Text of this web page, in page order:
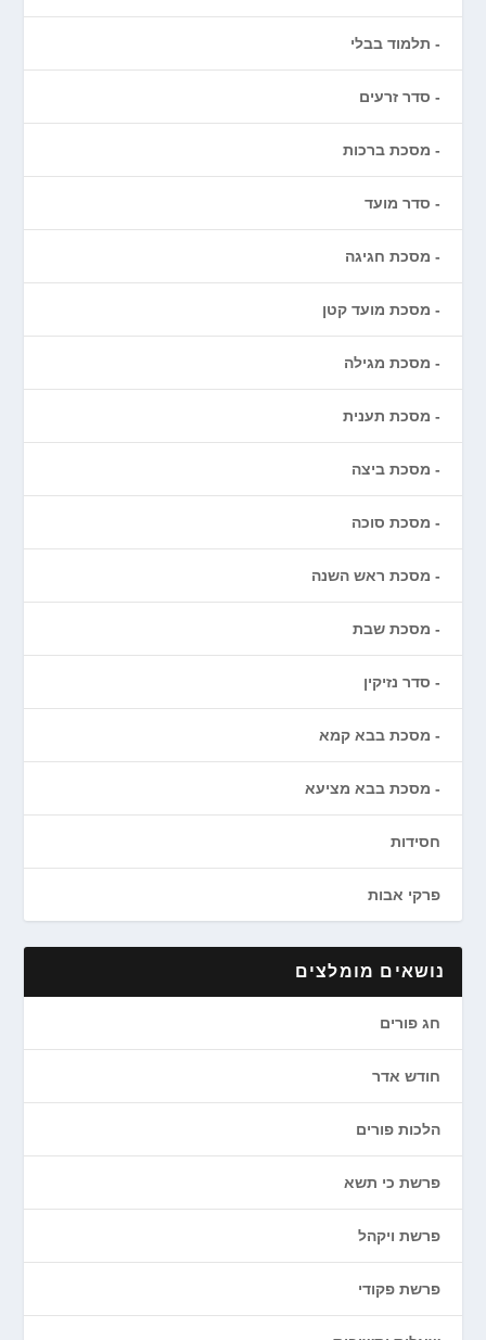
תלמוד בבלי
סדר זרעים
מסכת ברכות
סדר מועד
מסכת חגיגה
מסכת מועד קטן
מסכת מגילה
מסכת תענית
מסכת ביצה
מסכת סוכה
מסכת ראש השנה
מסכת שבת
סדר נזיקין
מסכת בבא קמא
מסכת בבא מציעא
חסידות
פרקי אבות
נושאים מומלצים
חג פורים
חודש אדר
הלכות פורים
פרשת כי תשא
פרשת ויקהל
פרשת פקודי